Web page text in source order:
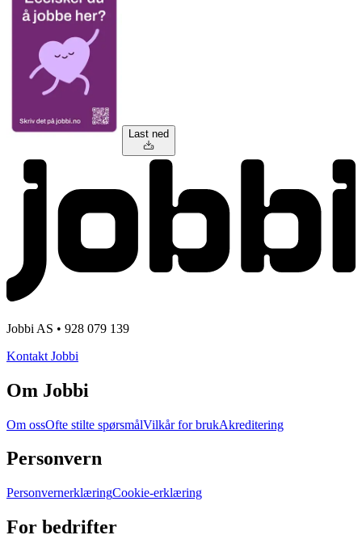
Last ned
Jobbi AS • 928 079 139
Kontakt Jobbi
Om Jobbi
Om ossOfte stilte spørsmålVilkår for brukAkreditering
Personvern
PersonvernerklæringCookie-erklæring
For bedrifter